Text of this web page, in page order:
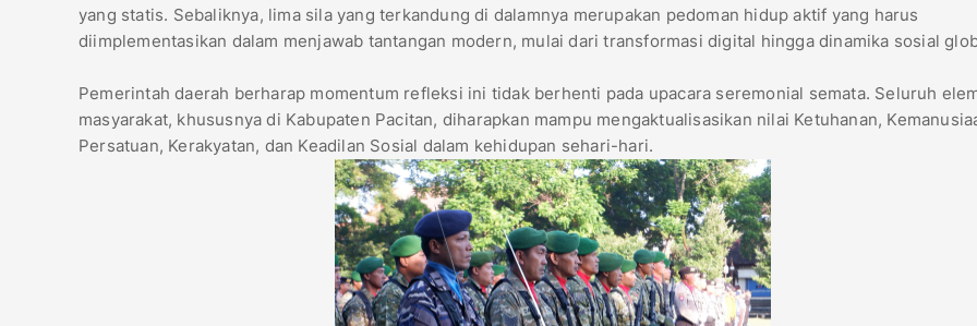
yang statis. Sebaliknya, lima sila yang terkandung di dalamnya merupakan pedoman hidup aktif yang harus
diimplementasikan dalam menjawab tantangan modern, mulai dari transformasi digital hingga dinamika sosial
​Pemerintah daerah berharap momentum refleksi ini tidak berhenti pada upacara seremonial semata. Seluruh
masyarakat, khususnya di Kabupaten Pacitan, diharapkan mampu mengaktualisasikan nilai Ketuhanan,
Persatuan, Kerakyatan, dan Keadilan Sosial dalam kehidupan sehari-hari.